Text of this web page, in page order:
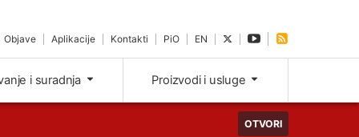
Objave Aplikacije Kontakti PiO EN
i suradnja Proizvodi i usluge
OTVORI